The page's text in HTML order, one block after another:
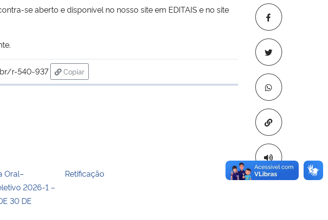
Copiar para
se aberto e disponível no nosso site em EDITAIS e no site
r-540-937
Copiar
para área de transferência
Oral–
2026-1 –
30 DE
Retificação